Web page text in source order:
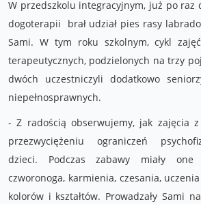
W przedszkolu integracyjnym, już po raz
dogoterapii brał udział pies rasy
Sami. W tym roku szkolnym, cykl
terapeutycznych, podzielonych na trzy
dwóch uczestniczyli dodatkowo
niepełnosprawnych.
- Z radością obserwujemy, jak zajęcia
przezwyciężeniu ograniczeń
dzieci. Podczas zabawy miały one
czworonoga, karmienia, czesania,
kolorów i kształtów. Prowadzały Sami